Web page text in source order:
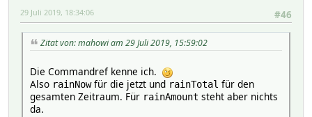
#46
29 Juli 2019, 18:34:06
Zitat von: mahowi am 29 Juli 2019, 15:59:02
Die Commandref kenne ich.
Also rainNowfür die jetzt und rainTotal für den
gesamten Zeitraum. Für rainAmount steht aber nichts
da.